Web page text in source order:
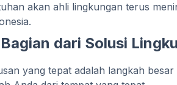
akan ahli lingkungan terus
dari Solusi
yang tepat adalah langkah